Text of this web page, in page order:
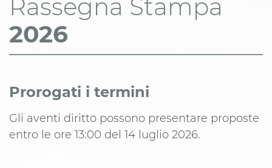
Rassegna Stampa
2026
Prorogati i termini
Gli aventi diritto possono presentare proposte
entro le ore 13:00 del 14 luglio 2026.